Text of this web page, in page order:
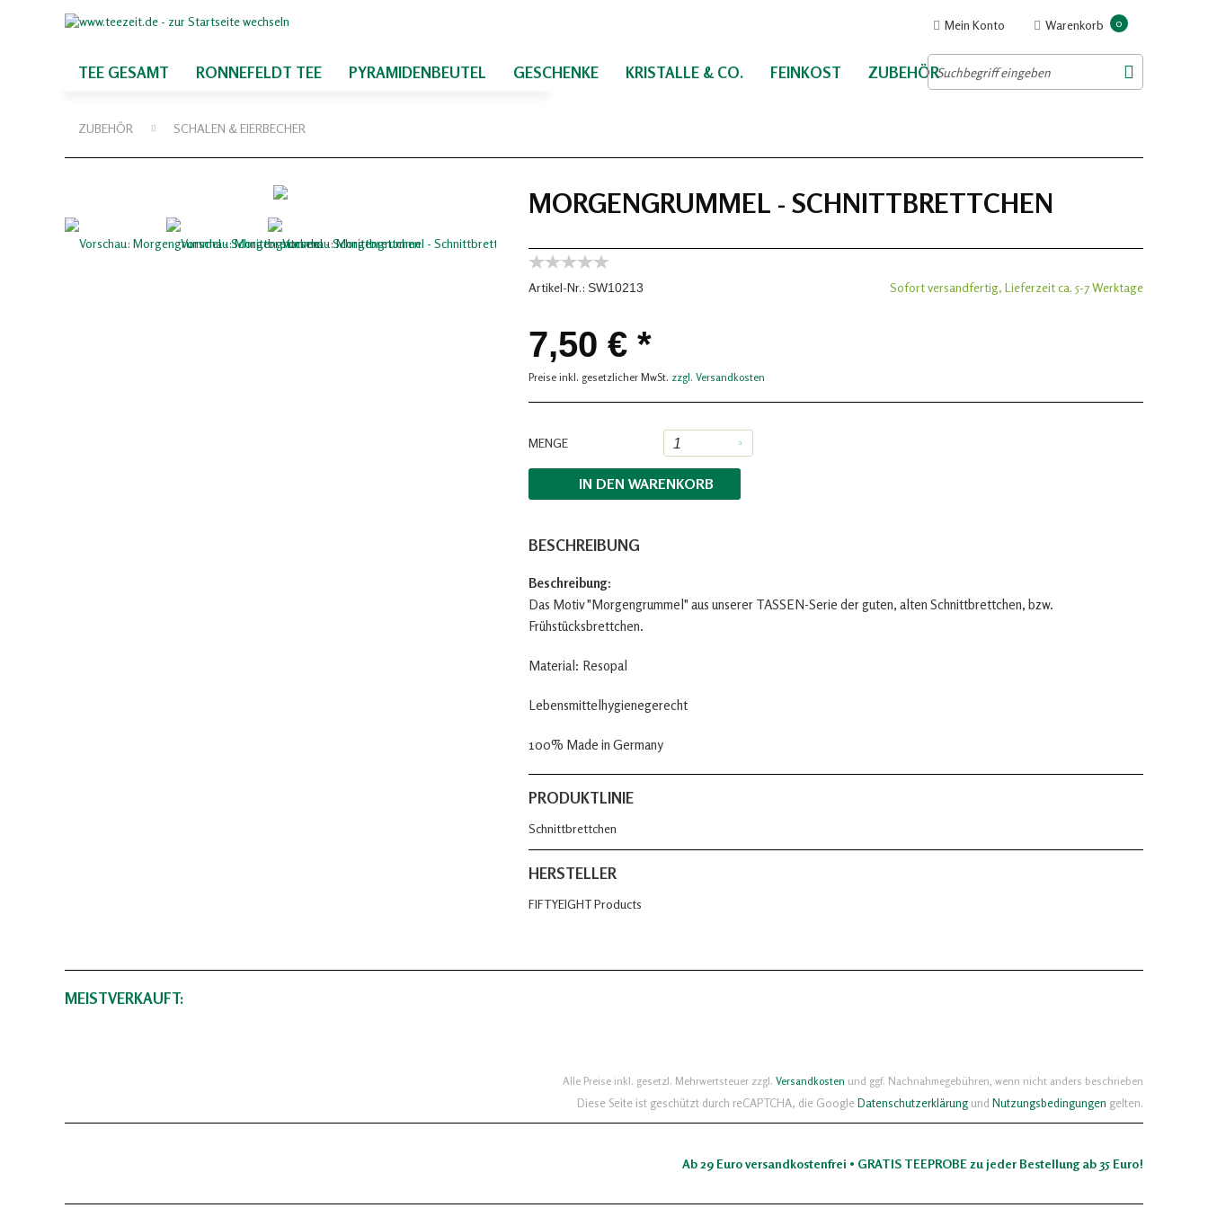
Warenkorb 0
Mein Konto
TEE GESAMT RONNEFELDT TEE PYRAMIDENBEUTEL GESCHENKE KRISTALLE & CO. FEINKOST ZUBEHÖR
ZUBEHÖR SCHALEN & EIERBECHER
MORGENGRUMMEL - SCHNITTBRETTCHEN
Artikel-Nr.: SW10213 Sofort versandfertig, Lieferzeit ca. 5-7 Werktage
7,50 € *
Preise inkl. gesetzlicher MwSt. zzgl. Versandkosten
MENGE
IN DEN WARENKORB
BESCHREIBUNG
Beschreibung:
Das Motiv "Morgengrummel" aus unserer TASSEN-Serie der guten, alten Schnittbrettchen, bzw.
Frühstücksbrettchen.
Material: Resopal
Lebensmittelhygienegerecht
100% Made in Germany
PRODUKTLINIE
Schnittbrettchen
HERSTELLER
FIFTYEIGHT Products
MEISTVERKAUFT:
Alle Preise inkl. gesetzl. Mehrwertsteuer zzgl. Versandkosten und ggf. Nachnahmegebühren, wenn nicht anders beschrieben
Diese Seite ist geschützt durch reCAPTCHA, die GoogleDatenschutzerklärungund Nutzungsbedingungen gelten.
Ab 29 Euro versandkostenfrei • GRATIS TEEPROBE zu jeder Bestellung ab 35 Euro!